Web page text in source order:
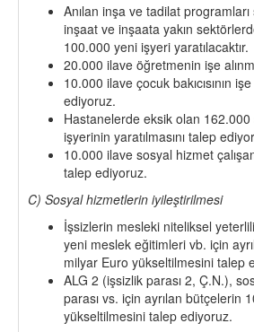
Anılan inşa ve tadilat
inşaat ve inşaata yakın
100.000 yeni işyeri yaratılacaktır.
20.000 ilave öğretmenin işe
10.000 ilave çocuk bakıcısının
ediyoruz.
Hastanelerde eksik olan 162.000
işyerinin yaratılmasını talep
10.000 ilave sosyal hizmet
talep ediyoruz.
C) Sosyal hizmetlerin iyileştirilmesi
İşsizlerin mesleki niteliksel
yeni meslek eğitimleri vb. için
milyar Euro yükseltilmesini talep
ALG 2 (işsizlik parası 2, Ç.N.),
parası vs. için ayrılan bütçelerin
yükseltilmesini talep ediyoruz.